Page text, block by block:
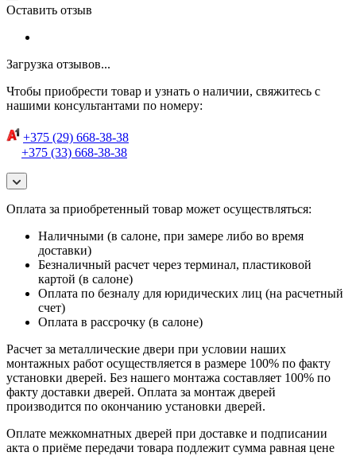
Оставить отзыв
Загрузка отзывов...
Чтобы приобрести товар и узнать о наличии, свяжитесь с
нашими консультантами по номеру:
+375 (29) 668-38-38
+375 (33) 668-38-38
Оплата за приобретенный товар может осуществляться:
Наличными (в салоне, при замере либо во время
доставки)
Безналичный расчет через терминал, пластиковой
картой (в салоне)
Оплата по безналу для юридических лиц (на расчетный
счет)
Оплата в рассрочку (в салоне)
Расчет за металлические двери при условии наших
монтажных работ осуществляется в размере 100% по факту
установки дверей. Без нашего монтажа составляет 100% по
факту доставки дверей. Оплата за монтаж дверей
производится по окончанию установки дверей.
Оплате межкомнатных дверей при доставке и подписании
акта о приёме передачи товара подлежит сумма равная цене